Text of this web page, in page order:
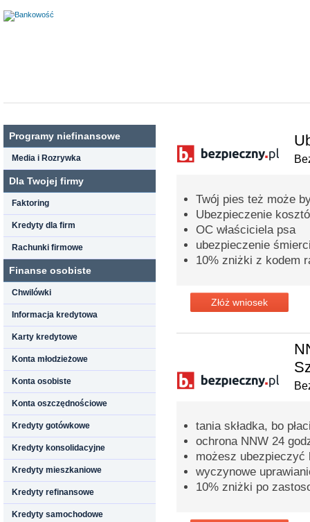
Programy niefinansowe
Media i Rozrywka
Dla Twojej firmy
Faktoring
Kredyty dla firm
Rachunki firmowe
Finanse osobiste
Chwilówki
Informacja kredytowa
Karty kredytowe
Konta młodzieżowe
Konta osobiste
Konta oszczędnościowe
Kredyty gotówkowe
Kredyty konsolidacyjne
Kredyty mieszkaniowe
Kredyty refinansowe
Kredyty samochodowe
Twój pies też może
Ubezpieczenie
OC właściciela psa
ubezpieczenie
10% zniżki z kodem
Złóż wniosek
tania składka, bo
ochrona NNW 24
możesz ubezpieczyć
wyczynowe
10% zniżki po